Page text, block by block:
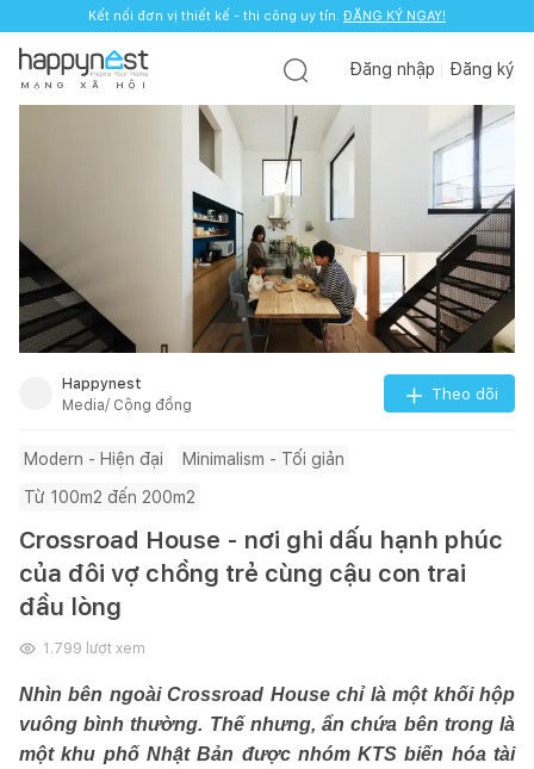
Kết nối đơn vị thiết kế - thi công uy tín. ĐĂNG KÝ NGAY!
M Ạ N G X Ã H Ộ I
Đăng nhập Đăng ký
Happynest
Media/ Cộng đồng
Theo dõi
Modern - Hiện đại
Minimalism - Tối giản
Từ 100m2 đến 200m2
Crossroad House - nơi ghi dấu hạnh phúc
của đôi vợ chồng trẻ cùng cậu con trai
đầu lòng
1.799 lượt xem
Nhìn bên ngoài Crossroad House chỉ là một khối hộp
vuông bình thường. Thế nhưng, ẩn chứa bên trong là
một khu phố Nhật Bản được nhóm KTS biến hóa tài